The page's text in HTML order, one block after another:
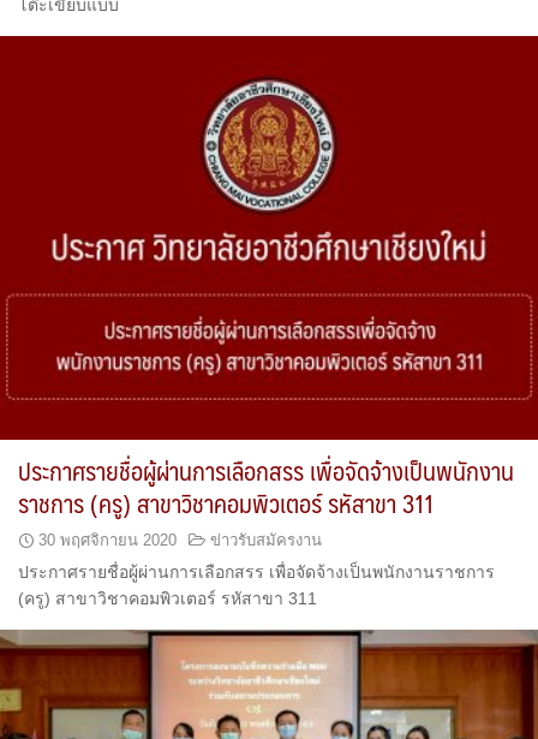
โต๊ะเขียบแบบ
ประกาศรายชื่อผู้ผ่านการเลือกสรร เพื่อจัดจ้างเป็นพนักงาน
ราชการ (ครู) สาขาวิชาคอมพิวเตอร์ รหัสาขา 311
30 พฤศจิกายน 2020 ข่าวรับสมัครงาน
ประกาศรายชื่อผู้ผ่านการเลือกสรร เพื่อจัดจ้างเป็นพนักงานราชการ
(ครู) สาขาวิชาคอมพิวเตอร์ รหัสาขา 311